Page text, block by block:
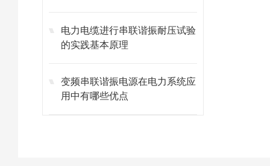
电力电缆进行串联谐振耐压试验
的实践基本原理
变频串联谐振电源在电力系统应
用中有哪些优点